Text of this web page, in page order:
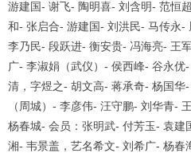
游建国- 谢飞- 陶明喜- 刘含明- 范恒超
和- 张启合- 游建国- 刘洪民- 马传永-
李乃民- 段跃进- 衡安贵- 冯海亮- 王
广- 李淑娟（武仪） - 侯西峰- 谷永优-
清，字煜之- 胡文高- 蒋承奇- 杨国华-
（周城） - 李彦伟- 汪守鹏- 刘华青-
杨春城- 会员：张明武- 付芳玉- 袁建
湘- 韦景盖，艺名希文- 刘希广- 杨春